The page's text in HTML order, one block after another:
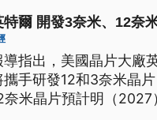
爾 開發3奈米、12奈
指出，美國晶片大廠
手研發12和3奈米晶
米晶片預計明（2027